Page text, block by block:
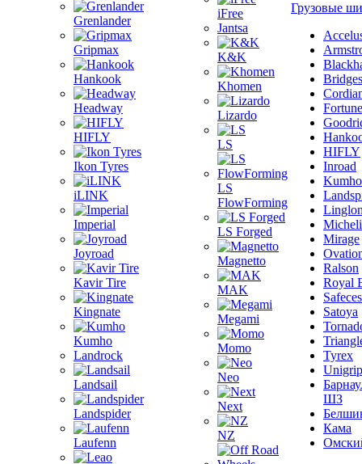
Grenlander
Gripmax
Hankook
Headway
HIFLY
Ikon Tyres
iLINK
Imperial
Joyroad
Kavir Tire
Kingnate
Kumho
Landrock
Landsail
Landspider
Laufenn
iFree
Jantsa
K&K
Khomen
Lizardo
LS
LS
FlowForming
LS Forged
Magnetto
MAK
Megami
Momo
Neo
Next
NZ
Грузовые
Fortune
HIFLY
Inroad
Kumho
Mirage
Ralson
Royal
Satoya
Tyrex
Unigrip
ШЗ
Кама